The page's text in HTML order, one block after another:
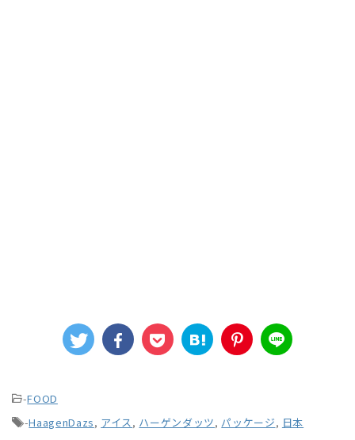
-FOOD
-HaagenDazs, アイス , ハーゲンダッツ, パッケージ, 日本